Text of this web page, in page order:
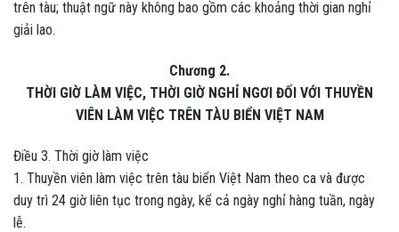
trên tàu; thuật ngữ này không bao gồm các khoảng thời gian nghỉ
giải lao.
Chương 2.
THỜI GIỜ LÀM VIỆC, THỜI GIỜ NGHỈ NGƠI ĐỐI VỚI THUYỀN
VIÊN LÀM VIỆC TRÊN TÀU BIỂN VIỆT NAM
Điều 3. Thời giờ làm việc
1. Thuyền viên làm việc trên tàu biển Việt Nam theo ca và được
duy trì 24 giờ liên tục trong ngày, kể cả ngày nghỉ hàng tuần, ngày
lễ.